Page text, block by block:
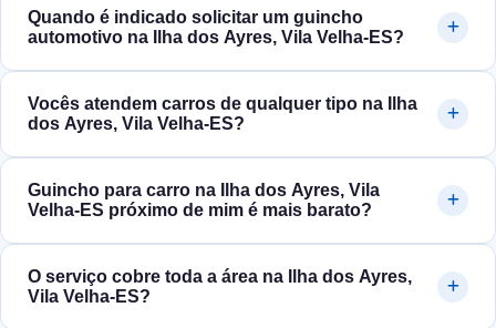
Quando é indicado solicitar um guincho
automotivo na Ilha dos Ayres, Vila Velha‑ES?
Vocês atendem carros de qualquer tipo na Ilha
dos Ayres, Vila Velha‑ES?
Guincho para carro na Ilha dos Ayres, Vila
Velha‑ES próximo de mim é mais barato?
O serviço cobre toda a área na Ilha dos Ayres,
Vila Velha‑ES?